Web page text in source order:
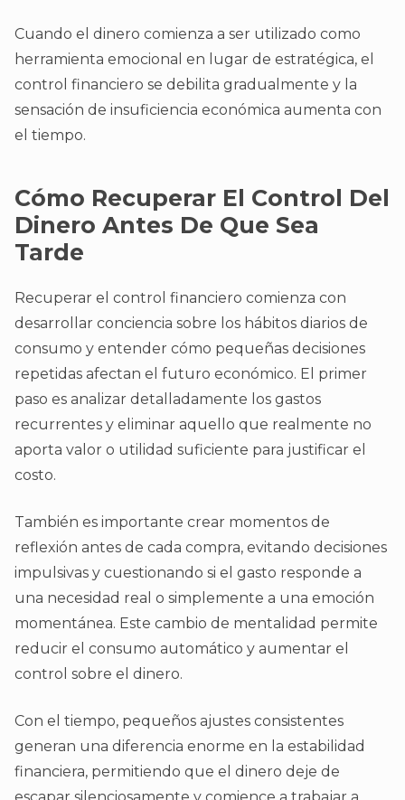
Cuando el dinero comienza a ser utilizado como
herramienta emocional en lugar de estratégica, el
control financiero se debilita gradualmente y la
sensación de insuficiencia económica aumenta con
el tiempo.
Cómo Recuperar El Control Del
Dinero Antes De Que Sea
Tarde
Recuperar el control financiero comienza con
desarrollar conciencia sobre los hábitos diarios de
consumo y entender cómo pequeñas decisiones
repetidas afectan el futuro económico. El primer
paso es analizar detalladamente los gastos
recurrentes y eliminar aquello que realmente no
aporta valor o utilidad suficiente para justificar el
costo.
También es importante crear momentos de
reflexión antes de cada compra, evitando decisiones
impulsivas y cuestionando si el gasto responde a
una necesidad real o simplemente a una emoción
momentánea. Este cambio de mentalidad permite
reducir el consumo automático y aumentar el
control sobre el dinero.
Con el tiempo, pequeños ajustes consistentes
generan una diferencia enorme en la estabilidad
financiera, permitiendo que el dinero deje de